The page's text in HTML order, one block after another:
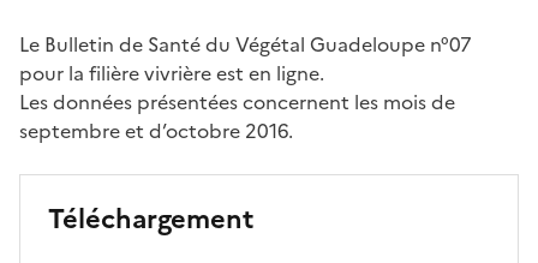
Le Bulletin de Santé du Végétal Guadeloupe n°07
pour la filière vivrière est en ligne.
Les données présentées concernent les mois de
septembre et d’octobre 2016.
Téléchargement